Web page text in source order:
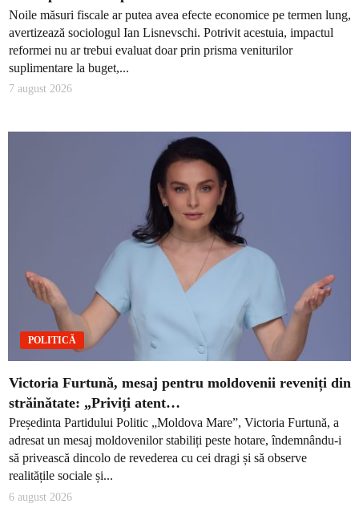
Noile măsuri fiscale ar putea avea efecte economice pe termen lung,
avertizează sociologul Ian Lisnevschi. Potrivit acestuia, impactul
reformei nu ar trebui evaluat doar prin prisma veniturilor
suplimentare la buget,...
7 august 2026
POLITICĂ
Victoria Furtună, mesaj pentru moldovenii reveniți din
străinătate: „Priviți atent…
Președinta Partidului Politic „Moldova Mare”, Victoria Furtună, a
adresat un mesaj moldovenilor stabiliți peste hotare, îndemnându-i
să privească dincolo de revederea cu cei dragi și să observe
realitățile sociale și...
6 august 2026